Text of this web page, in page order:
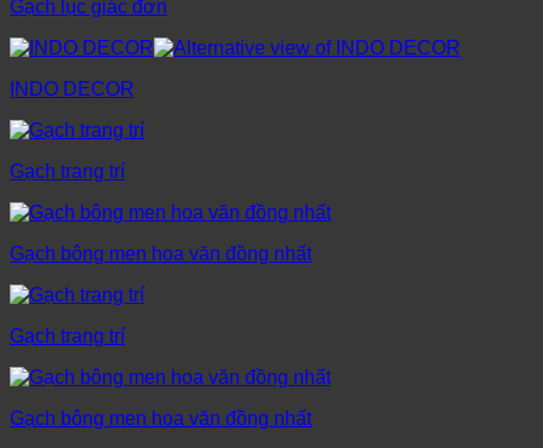
Gạch lục giác đơn
INDO DECOR
Gạch trang trí
Gạch bông men hoa văn đồng nhất
Gạch trang trí
Gạch bông men hoa văn đồng nhất